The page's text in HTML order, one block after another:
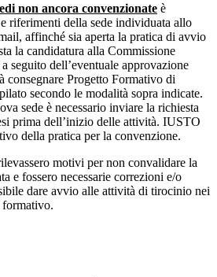
non ancora convenzionate è
riferimenti della sede individuata allo
affinché sia aperta la pratica di avvio
la candidatura alla Commissione
seguito dell’eventuale approvazione
consegnare Progetto Formativo di
secondo le modalità sopra indicate.
sede è necessario inviare la richiesta
prima dell’inizio delle attività. IUSTO
della pratica per la convenzione.
motivi per non convalidare la
e fossero necessarie correzioni e/o
dare avvio alle attività di tirocinio nei